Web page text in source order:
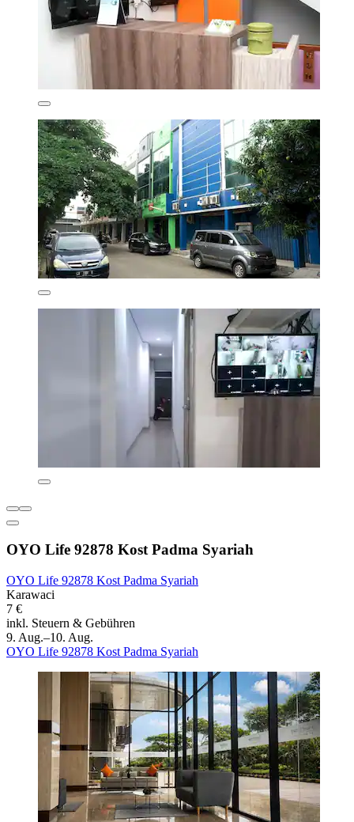
OYO Life 92878 Kost Padma Syariah
OYO Life 92878 Kost Padma Syariah
Karawaci
7 €
inkl. Steuern & Gebühren
9. Aug.–10. Aug.
OYO Life 92878 Kost Padma Syariah